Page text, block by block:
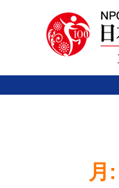
月: